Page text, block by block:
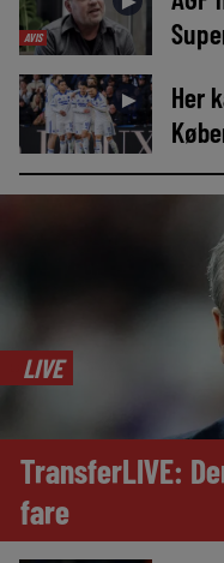
AVIS
►
Her
LIVE
TransferLIVE:
fare